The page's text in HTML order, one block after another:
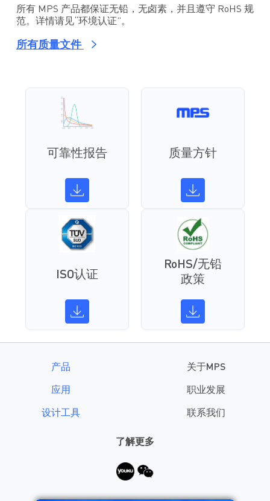
所有 MPS 产品都保证无铅，无卤素，并且遵守 RoHS 规
范。详情请见“环境认证”。
所有质量文件
可靠性报告 质量方针
ISO认证
RoHS/无铅
政策
产品
应用
设计工具
关于MPS
职业发展
联系我们
了解更多